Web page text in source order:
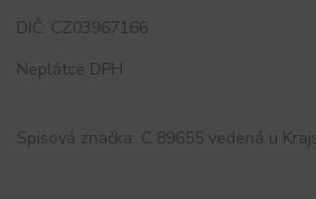
DIČ: CZ03967166
Neplátce DPH
Spisová značka: C 89655 vedená u